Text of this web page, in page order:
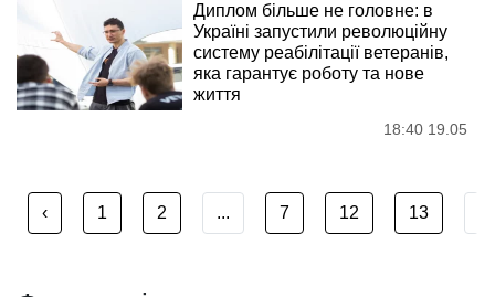
Диплом більше не головне: в
Україні запустили революційну
систему реабілітації ветеранів,
яка гарантує роботу та нове
життя
18:40 19.05
‹ 1 2 ... 7 12 13